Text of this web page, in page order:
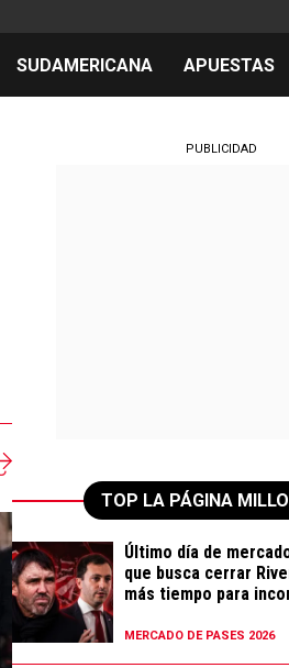
SUDAMERICANA APUESTAS
PUBLICIDAD
TOP LA PÁGINA
Último día de
que busca cerrar
más tiempo para
MERCADO DE PASES 2026